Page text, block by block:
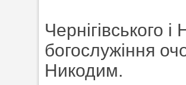
Чернігівського
богослужіння
Никодим.